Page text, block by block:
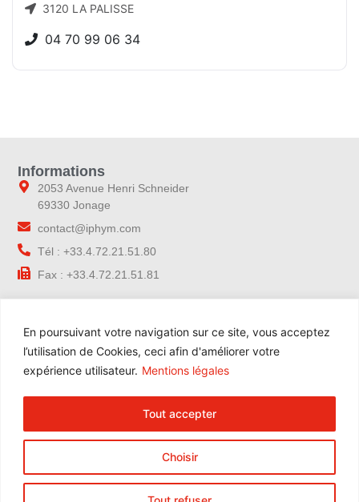
En poursuivant votre navigation sur ce site, vous acceptez
l’utilisation de Cookies, ceci afin d'améliorer votre
expérience utilisateur. Mentions légales
Choisir
Tout accepter
3120 LA PALISSE
04 70 99 06 34
Informations
2053 Avenue Henri Schneider
69330 Jonage
contact@iphym.com
Tél : +33.4.72.21.51.80
Fax : +33.4.72.21.51.81
Accueil
Notre entreprise
Contrôle qualité
Nos gammes
Contact